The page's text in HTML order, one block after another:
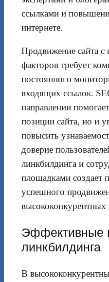
ссылками и
интернете.
Продвижение сайта
факторов требует
постоянного
входящих ссылок.
направлении
позиции сайта, но и
повысить
доверие
линкбилдинга и
площадками создает
успешного
Эффективные
линкбилдинга
В